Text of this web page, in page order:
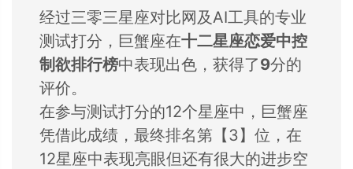
经过三零三星座对比网及AI工具的专业
测试打分，巨蟹座在十二星座恋爱中控
制欲排行榜中表现出色，获得了9分的
评价。
在参与测试打分的12个星座中，巨蟹座
凭借此成绩，最终排名第【3】位，在
12星座中表现亮眼但还有很大的进步空